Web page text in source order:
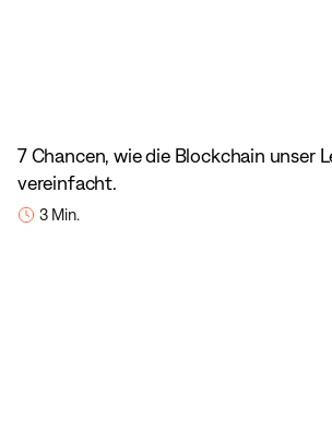
7 Chancen, wie die Blockchain unser
vereinfacht.
3 Min.